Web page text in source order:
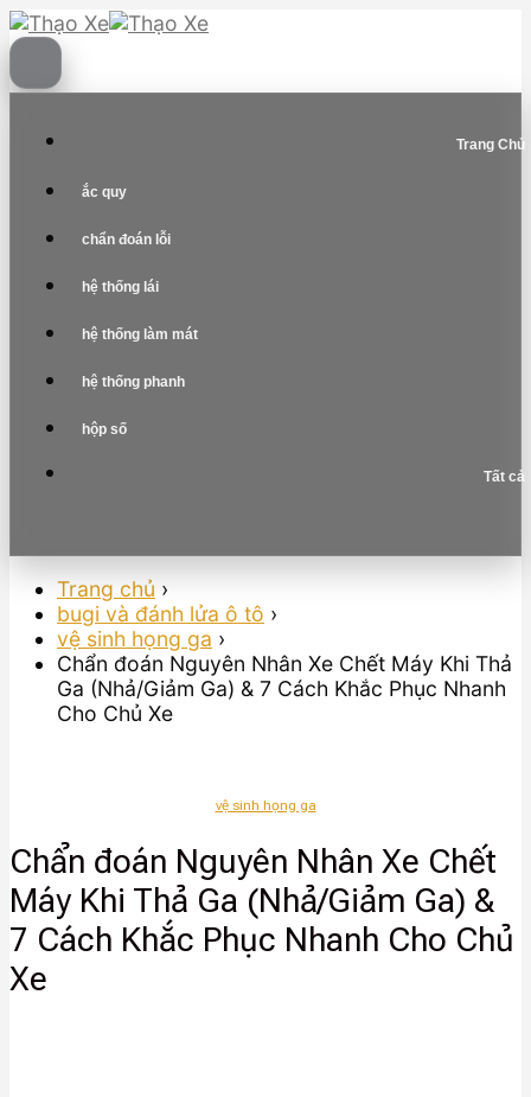
Skip
to
content
Trang Chủ
ắc quy
chẩn đoán lỗi
hệ thống lái
hệ thống làm mát
hệ thống phanh
hộp số
Tất cả
Trang chủ ›
bugi và đánh lửa ô tô ›
vệ sinh họng ga ›
Chẩn đoán Nguyên Nhân Xe Chết Máy Khi Thả
Ga (Nhả/Giảm Ga) & 7 Cách Khắc Phục Nhanh
Cho Chủ Xe
vệ sinh họng ga
Chẩn đoán Nguyên Nhân Xe Chết
Máy Khi Thả Ga (Nhả/Giảm Ga) &
7 Cách Khắc Phục Nhanh Cho Chủ
Xe